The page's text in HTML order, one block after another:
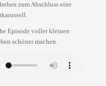
zum Abschluss eine
Episode voller kleinen
schöner machen.